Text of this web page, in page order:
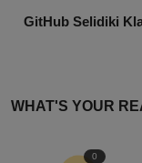
GitHub Selidiki
WHAT'S YOUR
0